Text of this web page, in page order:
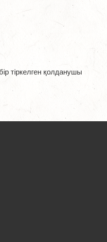
тіркелген қолданушы